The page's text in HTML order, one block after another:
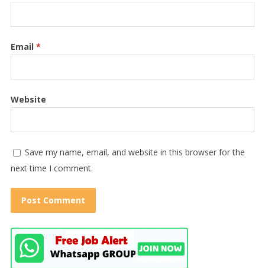
Email *
Website
Save my name, email, and website in this browser for the
next time I comment.